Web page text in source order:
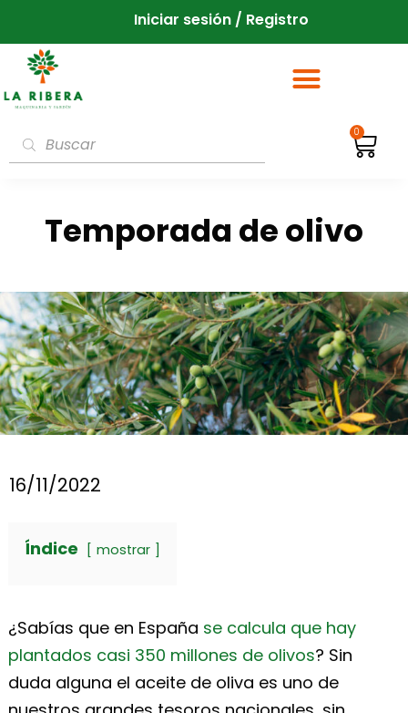
Iniciar sesión / Registro
0
Temporada de olivo
16/11/2022
Índice mostrar
¿Sabías que en España se calcula que hay
plantados casi 350 millones de olivos? Sin
duda alguna el aceite de oliva es uno de